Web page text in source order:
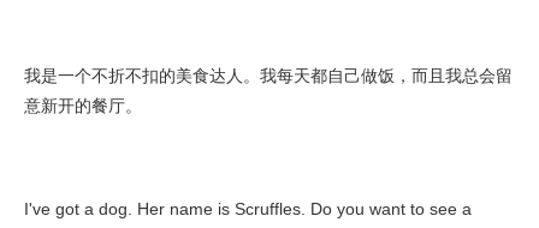
我是一个不折不扣的美食达人。我每天都自己做饭，而且我总会留
意新开的餐厅。
I've got a dog. Her name is Scruffles. Do you want to see a